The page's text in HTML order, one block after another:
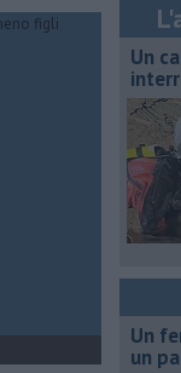
Un
Un
un